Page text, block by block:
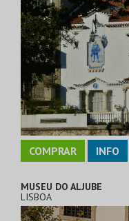
COMPRAR INFO
MUSEU DO ALJUBE
LISBOA